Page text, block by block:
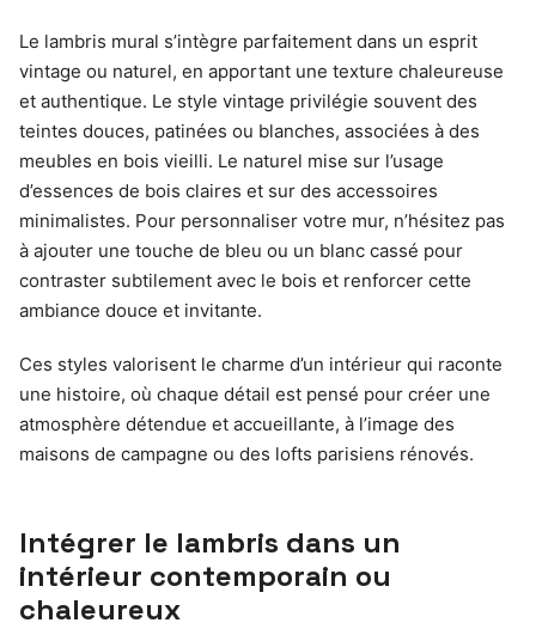
Le lambris mural s’intègre parfaitement dans un esprit
vintage ou naturel, en apportant une texture chaleureuse
et authentique. Le style vintage privilégie souvent des
teintes douces, patinées ou blanches, associées à des
meubles en bois vieilli. Le naturel mise sur l’usage
d’essences de bois claires et sur des accessoires
minimalistes. Pour personnaliser votre mur, n’hésitez pas
à ajouter une touche de bleu ou un blanc cassé pour
contraster subtilement avec le bois et renforcer cette
ambiance douce et invitante.
Ces styles valorisent le charme d’un intérieur qui raconte
une histoire, où chaque détail est pensé pour créer une
atmosphère détendue et accueillante, à l’image des
maisons de campagne ou des lofts parisiens rénovés.
Intégrer le lambris dans un
intérieur contemporain ou
chaleureux